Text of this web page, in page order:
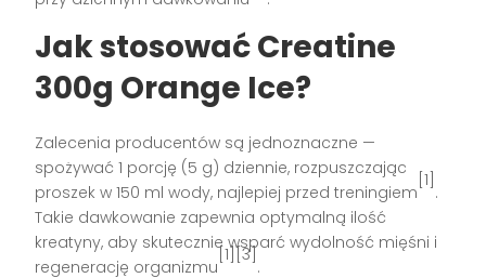
Jak stosować Creatine
300g Orange Ice?
Zalecenia producentów są jednoznaczne —
spożywać 1 porcję (5 g) dziennie, rozpuszczając
proszek w 150 ml wody, najlepiej przed treningiem
[1]
.
Takie dawkowanie zapewnia optymalną ilość
kreatyny, aby skutecznie wsparć wydolność mięśni i
regenerację organizmu
[1][3]
.